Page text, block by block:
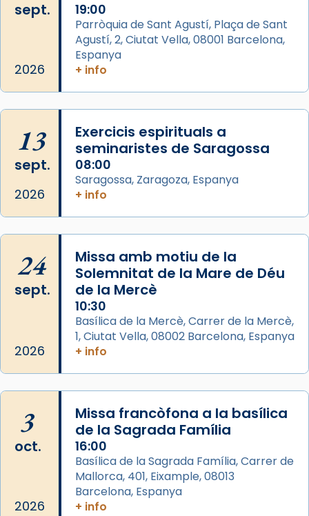
Aquest dilluns, 27 de juliol, ha tingut lloc la
missa d’acció de gràcies en agraïment al
comitè organitzador de la visita apostòlica
del Sant Pare Lleó XIV a Barcelona, i als
L’arquebisbe de Barcelona, el cardenal Joan
Josep Omella, ha presidit la missa i l’ha
concelebrat el bisbe auxiliar de Barcelona,
Mons. David Abadías.
📸 Dr. G. Simón
Arquebisbat de Barcelona
2 weeks ago
Memòria de les santes Juliana i
Semproniana, verges i màrtirs.
Acompanyant la història de sant Cugat, a
partir de l’Edat Mitjana sorgeix la tradició
que les santes Juliana (“relatiu a Júlia”) i
Semproniana (“relatiu a Semprònia =
eterna”) són deixebles seves. I l’any 1667, el
frare Joan Gaspar Roig, afirma en una obra
que les santes són filles de l’antiga Iluro.
Mataró en reivindicarà les relíq
Foto
sept.
2026
19:00
Parròquia de Sant Agustí, Plaça de Sant
Agustí, 2, Ciutat Vella, 08001 Barcelona,
Espanya
+ info
13
sept.
2026
Exercicis espirituals a
seminaristes de Saragossa
08:00
Saragossa, Zaragoza, Espanya
+ info
24
sept.
2026
Missa amb motiu de la
Solemnitat de la Mare de Déu
de la Mercè
10:30
Basílica de la Mercè, Carrer de la Mercè,
1, Ciutat Vella, 08002 Barcelona, Espanya
+ info
3
oct.
2026
Missa francòfona a la basílica
de la Sagrada Família
16:00
Basílica de la Sagrada Família, Carrer de
Mallorca, 401, Eixample, 08013
Barcelona, Espanya
+ info